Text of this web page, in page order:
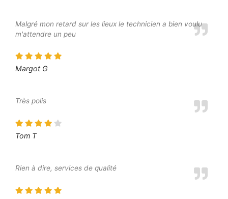
Malgré mon retard sur les lieux le technicien a bien voulu
m'attendre un peu
Margot G
Très polis
Tom T
Rien à dire, services de qualité